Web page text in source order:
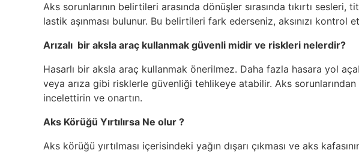
Aks sorunlarının belirtileri arasında dönüşler sırasında tıkırtı sesleri,
lastik aşınması bulunur. Bu belirtileri fark ederseniz, aksınızı kontrol
Arızalı bir aksla araç kullanmak güvenli midir ve riskleri nelerdir?
Hasarlı bir aksla araç kullanmak önerilmez. Daha fazla hasara yol
veya arıza gibi risklerle güvenliği tehlikeye atabilir. Aks sorunlarından
incelettirin ve onartın.
Aks Körüğü Yırtılırsa Ne olur ?
Aks körüğü yırtılması içerisindeki yağın dışarı çıkması ve aks